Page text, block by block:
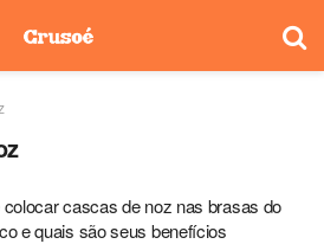
colocar cascas de noz nas brasas do
e quais são seus benefícios